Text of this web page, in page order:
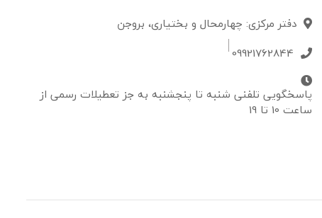
دفتر مرکزی: چهارمحال و بختیاری، بروجن
09921762844
پاسخگویی تلفنی شنبه تا پنجشنبه به جز تعطیلات رسمی از
ساعت 10 تا 19